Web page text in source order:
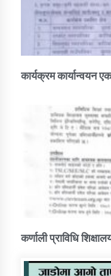
कार्यक्रम कार्यान्वयन
कर्णाली प्राविधि